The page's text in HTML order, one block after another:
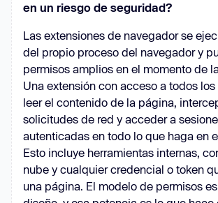
en un riesgo de seguridad?
Las extensiones de navegador se
del propio proceso del navegador y
permisos amplios en el momento de
Una extensión con acceso a todos
leer el contenido de la página,
solicitudes de red y acceder a
autenticadas en todo lo que haga en
Esto incluye herramientas internas,
nube y cualquier credencial o token
una página. El modelo de permisos